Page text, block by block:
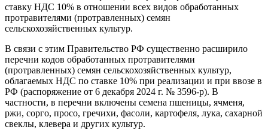
ставку НДС 10% в отношении всех видов обработанных
протравителями (протравленных) семян
сельскохозяйственных культур.
В связи с этим Правительство РФ существенно расширило
перечни кодов обработанных протравителями
(протравленных) семян сельскохозяйственных культур,
облагаемых НДС по ставке 10% при реализации и при ввозе в
РФ (распоряжение от 6 декабря 2024 г. № 3596-р). В
частности, в перечни включены семена пшеницы, ячменя,
ржи, сорго, просо, гречихи, фасоли, картофеля, лука, сахарной
свеклы, клевера и других культур.